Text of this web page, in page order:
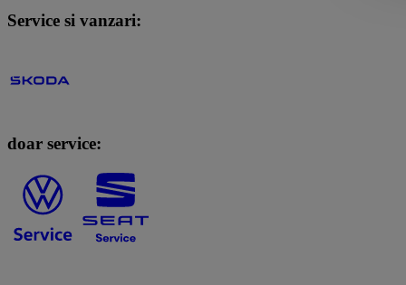
Service si vanzari:
doar service: